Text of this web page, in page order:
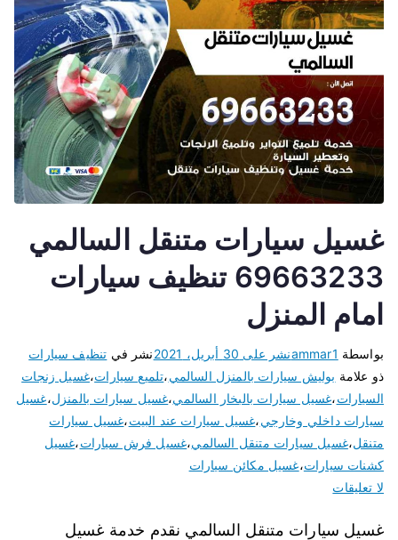
غسيل سيارات متنقل السالمي
69663233 تنظيف سيارات
امام المنزل
بواسطة ammar1نشر على 30 أبريل، 2021 نشر في تنظيف سيارات
ذو علامة بوليش سيارات بالمنزل السالمي،تلميع سيارات،غسيل زنجات
السيارات،غسيل سيارات بالبخار السالمي،غسيل سيارات بالمنزل،غسيل
سيارات داخلي وخارجي،غسيل سيارات عند البيت،غسيل سيارات
متنقل،غسيل سيارات متنقل السالمي،غسيل فرش سيارات،غسيل
كشنات سيارات،غسيل مكائن سيارات
لا تعليقات
غسيل سيارات متنقل السالمي نقدم خدمة غسيل